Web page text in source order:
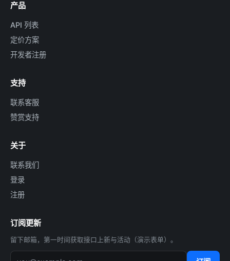
产品
API 列表
定价方案
开发者注册
支持
联系客服
赞赏支持
关于
联系我们
登录
注册
订阅更新
留下邮箱，第一时间获取接口上新与活动（演示表单）。